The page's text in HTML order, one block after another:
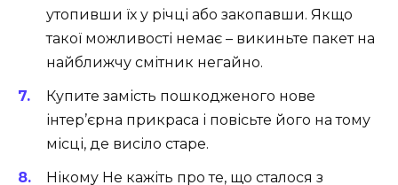
утопивши їх у річці або закопавши. Якщо
такої можливості немає – викиньте пакет на
найближчу смітник негайно.
Купите замість пошкодженого нове
інтер’єрна прикраса і повісьте його на тому
місці, де висіло старе.
Нікому Не кажіть про те, що сталося з